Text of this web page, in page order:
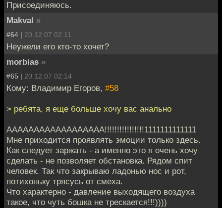
Присоединяюсь.
Makval »
#64 | 20.12.07 02:11
Неужели его кто-то хочет?
morbias »
#65 | 20.12.07 02:14
Кому: Владимир Егоров, #58
> ребята, я еще больше хочу вас анально
АААААААААААААААААА!!!!!!!!!!!!!!!!1111111111111
Мне приходится проявлять эмоции только здесь.
Как следует заржать - а именно это я очень хочу
сделать - не позволяет обстановка. Рядом спит
человек. Так что закрываю ладонью нос и рот,
потихоньку трясусь от смеха.
Что характерно - давление выходящего воздуха
такое, что чуть бошка не трескается!!!))))